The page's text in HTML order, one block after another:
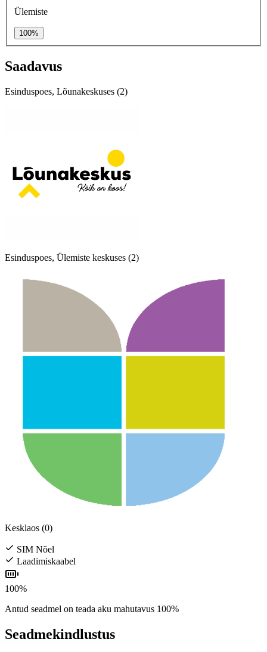
Ülemiste
100%
Saadavus
Esinduspoes, Lõunakeskuses (2)
Esinduspoes, Ülemiste keskuses (2)
Kesklaos (0)
SIM Nõel
Laadimiskaabel
100%
Antud seadmel on teada aku mahutavus 100%
Seadmekindlustus